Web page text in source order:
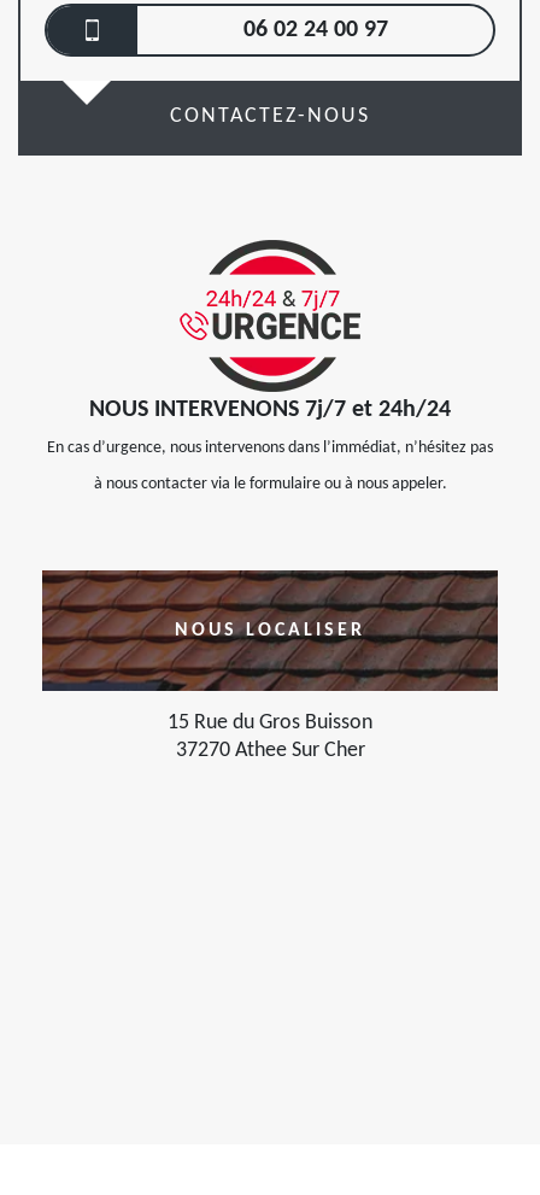
06 02 24 00 97
CONTACTEZ-NOUS
NOUS INTERVENONS 7j/7 et 24h/24
En cas d’urgence, nous intervenons dans l’immédiat, n’hésitez pas
à nous contacter via le formulaire ou à nous appeler.
NOUS LOCALISER
15 Rue du Gros Buisson
37270 Athee Sur Cher